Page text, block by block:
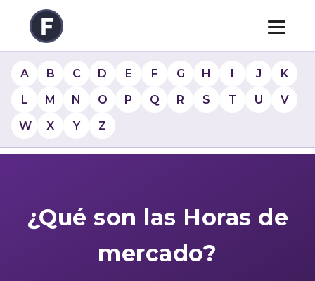
A B C D E F G H I J
K
L
M N O P Q R S T U
V
W
X Y Z
¿Qué son las Horas de
mercado?